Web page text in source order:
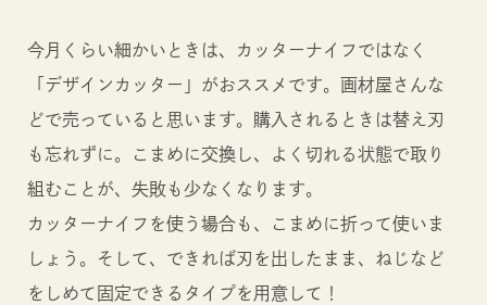
今月くらい細かいときは、カッターナイフではなく
「デザインカッター」がおススメです。画材屋さんな
どで売っていると思います。購入されるときは替え刃
も忘れずに。こまめに交換し、よく切れる状態で取り
組むことが、失敗も少なくなります。
カッターナイフを使う場合も、こまめに折って使いま
しょう。そして、できれば刃を出したまま、ねじなど
をしめて固定できるタイプを用意して！